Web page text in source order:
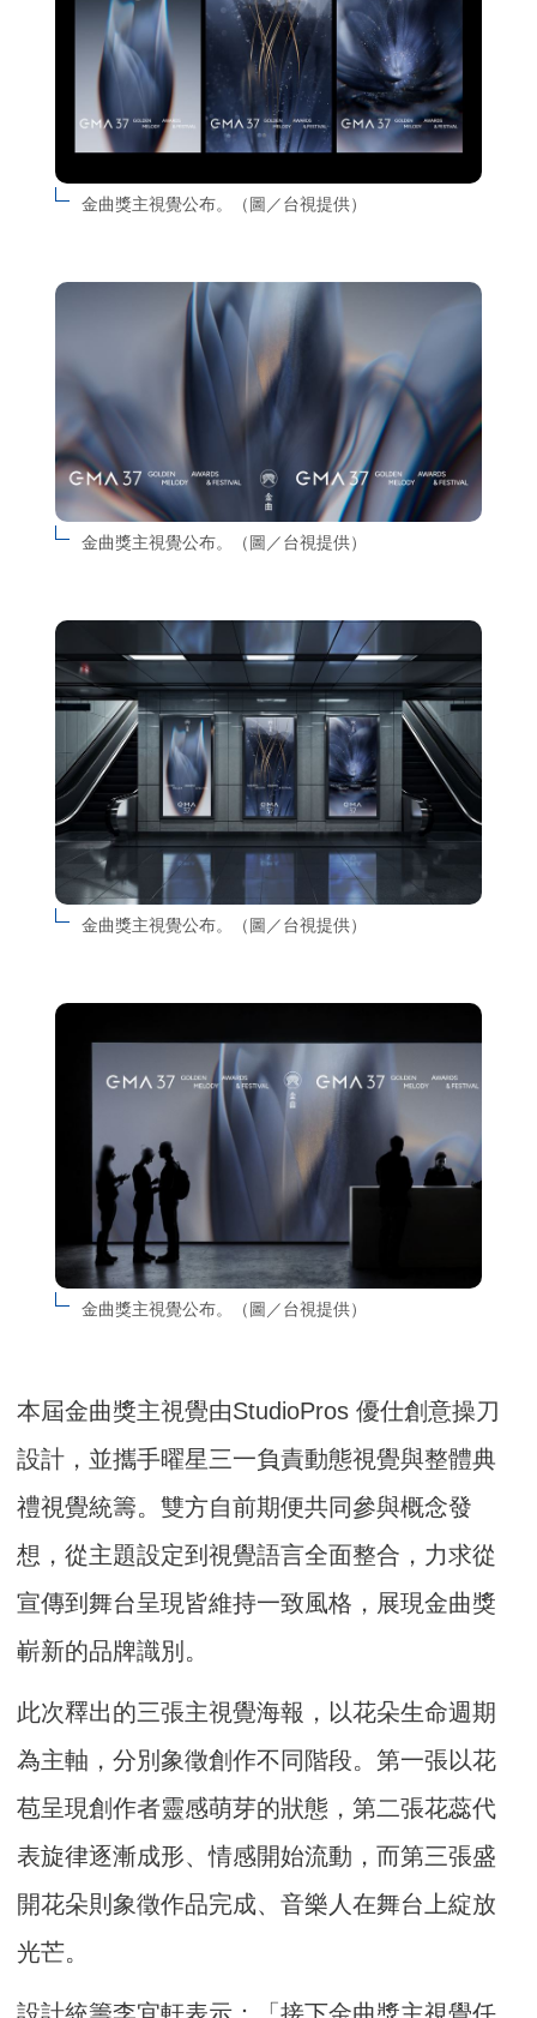
金曲獎主視覺公布。（圖／台視提供）
金曲獎主視覺公布。（圖／台視提供）
金曲獎主視覺公布。（圖／台視提供）
金曲獎主視覺公布。（圖／台視提供）
本屆金曲獎主視覺由StudioPros 優仕創意操刀
設計，並攜手曜星三一負責動態視覺與整體典
禮視覺統籌。雙方自前期便共同參與概念發
想，從主題設定到視覺語言全面整合，力求從
宣傳到舞台呈現皆維持一致風格，展現金曲獎
嶄新的品牌識別。
此次釋出的三張主視覺海報，以花朵生命週期
為主軸，分別象徵創作不同階段。第一張以花
苞呈現創作者靈感萌芽的狀態，第二張花蕊代
表旋律逐漸成形、情感開始流動，而第三張盛
開花朵則象徵作品完成、音樂人在舞台上綻放
光芒。